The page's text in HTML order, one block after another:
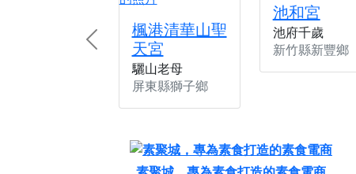
楓港清華山聖
天宮
驪山老母
屏東縣獅子鄉
池和宮
池府千歲
新竹縣新豐鄉
Previous